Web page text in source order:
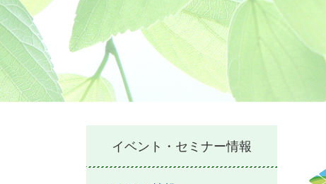
イベント・セミナー情報